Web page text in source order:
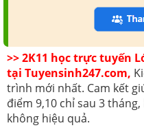
>> 2K11 học trực tuyến
tại Tuyensinh247.com,
trình mới nhất. Cam kết
điểm 9,10 chỉ sau 3
không hiệu quả.